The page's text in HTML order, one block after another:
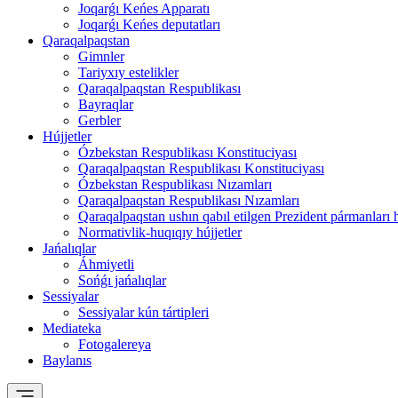
Joqarǵı Keńes Apparatı
Joqarǵı Keńes deputatları
Qaraqalpaqstan
Gimnler
Tariyxıy estelikler
Qaraqalpaqstan Respublikası
Bayraqlar
Gerbler
Hújjetler
Ózbekstan Respublikası Konstituciyası
Qaraqalpaqstan Respublikası Konstituciyası
Ózbekstan Respublikası Nızamları
Qaraqalpaqstan Respublikası Nızamları
Qaraqalpaqstan ushın qabıl etilgen Prezident pármanları
Normativlik-huqıqıy hújjetler
Jańalıqlar
Áhmiyetli
Sońǵı jańalıqlar
Sessiyalar
Sessiyalar kún tártipleri
Mediateka
Fotogalereya
Baylanıs